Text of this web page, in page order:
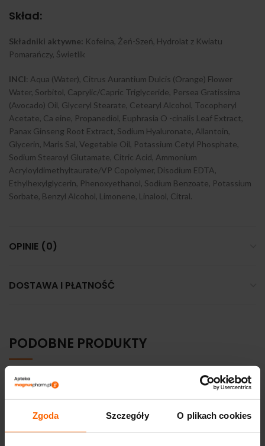
Zgoda Szczegóły O plikach cookies
Skład:
Składniki aktywne: Kofeina, Żeń-Szeń, Hydrolat z Kwiatu
Pomarańczy, Świetlik
INCI: Aqua (Water), Citrus Aurantium Dulcis (Orange) Flower
Water, Sorbitol, Caprylic/Capric Triglyceride, Persea Gratissima
(Avocado) Oil, Glyceryl Stearate, Cetearyl Alcohol, Tocopheryl
Acetate, Ca eine, Propanediol, Euphrasia O -cinalis Leaf Extract,
Panax Ginseng Root Extract, Sodium Hyaluronate, Allantoin,
Glycerin, Maris Sal, Vegetable Oil, Potassium Cetyl Phosphate,
Sodium Stearoyl Glutamate, Citric Acid, Ammonium
Acryloyldimethyltaurate/VP Copolymer, Disodium EDTA,
Ethylhexylglycerin, Phenoxyethanol, Sodium Benzoate, Potassium
Sorbate, Benzyl Alcohol, Limonene, Linalool, Citral.
OPINIE (0)
DOSTAWA I PŁATNOŚĆ
PODOBNE PRODUKTY